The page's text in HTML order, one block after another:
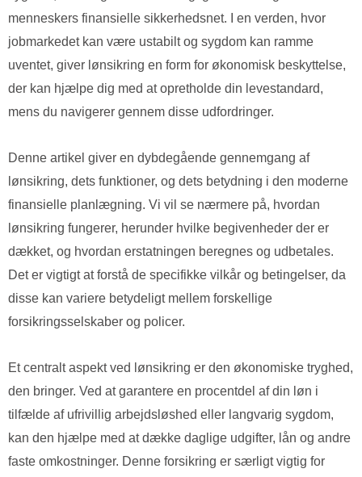
menneskers finansielle sikkerhedsnet. I en verden, hvor
jobmarkedet kan være ustabilt og sygdom kan ramme
uventet, giver lønsikring en form for økonomisk beskyttelse,
der kan hjælpe dig med at opretholde din levestandard,
mens du navigerer gennem disse udfordringer.
Denne artikel giver en dybdegående gennemgang af
lønsikring, dets funktioner, og dets betydning i den moderne
finansielle planlægning. Vi vil se nærmere på, hvordan
lønsikring fungerer, herunder hvilke begivenheder der er
dækket, og hvordan erstatningen beregnes og udbetales.
Det er vigtigt at forstå de specifikke vilkår og betingelser, da
disse kan variere betydeligt mellem forskellige
forsikringsselskaber og policer.
Et centralt aspekt ved lønsikring er den økonomiske tryghed,
den bringer. Ved at garantere en procentdel af din løn i
tilfælde af ufrivillig arbejdsløshed eller langvarig sygdom,
kan den hjælpe med at dække daglige udgifter, lån og andre
faste omkostninger. Denne forsikring er særligt vigtig for